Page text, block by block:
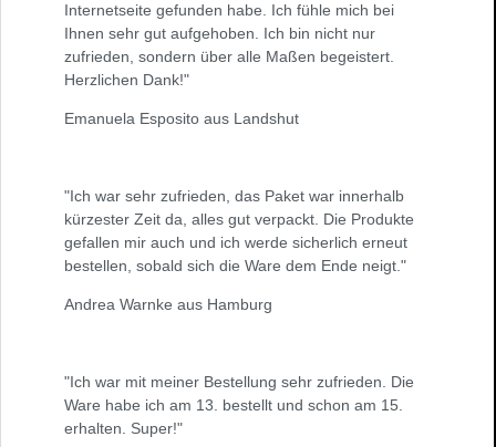
Internetseite gefunden habe. Ich fühle mich bei
Ihnen sehr gut aufgehoben. Ich bin nicht nur
zufrieden, sondern über alle Maßen begeistert.
Herzlichen Dank!"
Emanuela Esposito aus Landshut
"Ich war sehr zufrieden, das Paket war innerhalb
kürzester Zeit da, alles gut verpackt. Die Produkte
gefallen mir auch und ich werde sicherlich erneut
bestellen, sobald sich die Ware dem Ende neigt."
Andrea Warnke aus Hamburg
"Ich war mit meiner Bestellung sehr zufrieden. Die
Ware habe ich am 13. bestellt und schon am 15.
erhalten. Super!"